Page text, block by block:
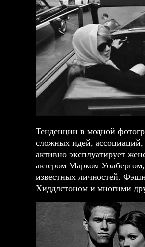
Тенденции в модной
сложных идей, ассоциаций,
активно эксплуатирует
актером Марком
известных личностей.
Хиддлстоном и многими